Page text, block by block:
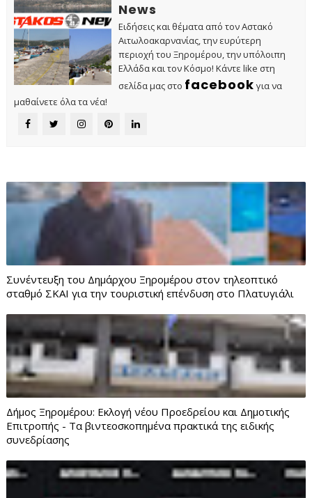
News
Ειδήσεις και θέματα από τον Αστακό
Αιτωλοακαρνανίας, την ευρύτερη
περιοχή του Ξηρομέρου, την υπόλοιπη
Ελλάδα και τον Κόσμο! Κάντε like στη
σελίδα μας στο facebook για να
μαθαίνετε όλα τα νέα!
Συνέντευξη του Δημάρχου Ξηρομέρου στον τηλεοπτικό
σταθμό ΣΚΑΙ για την τουριστική επένδυση στο Πλατυγιάλι
Δήμος Ξηρομέρου: Εκλογή νέου Προεδρείου και Δημοτικής
Επιτροπής - Τα βιντεοσκοπημένα πρακτικά της ειδικής
συνεδρίασης